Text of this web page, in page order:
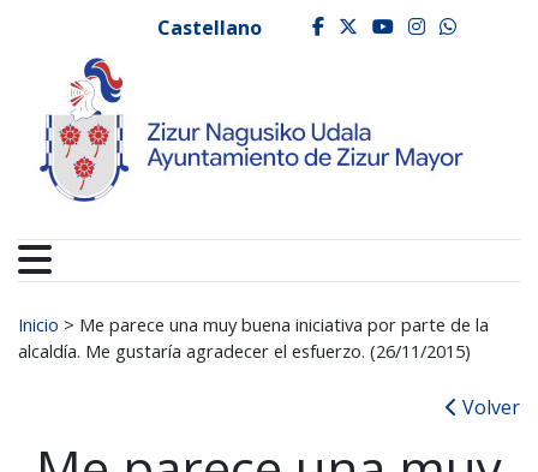
Ayuntamiento de
Castellano facebook
twitter
youtube
Buscar:
Inicio > Me parece una muy buena iniciativa por parte de la
alcaldía. Me gustaría agradecer el esfuerzo. (26/11/2015)
Volver